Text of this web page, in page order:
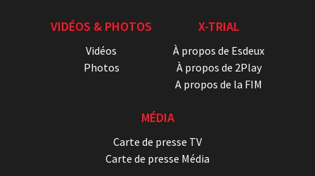
VIDÉOS & PHOTOS
Vidéos
Photos
X-TRIAL
À propos de Esdeux
À propos de 2Play
A propos de la FIM
MÉDIA
Carte de presse TV
Carte de presse Média